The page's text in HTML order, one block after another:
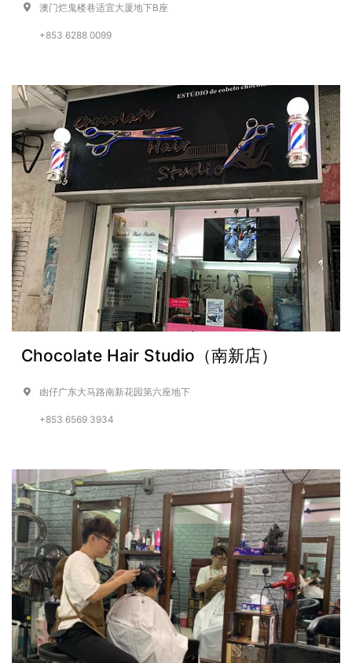
澳门烂鬼楼巷适宜大厦地下B座
+853 6288 0099
Chocolate Hair Studio（南新店）
凼仔广东大马路南新花园第六座地下
+853 6569 3934